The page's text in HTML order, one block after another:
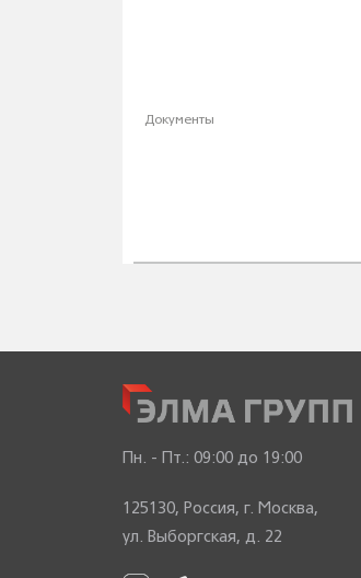
Документы
Пн. - Пт.: 09:00 до 19:00
125130, Россия, г. Москва,
ул. Выборгская, д. 22